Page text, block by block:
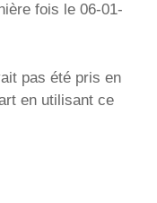
fois le 06-01-
pas été pris en
en utilisant ce